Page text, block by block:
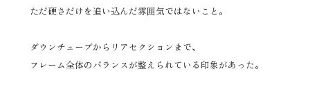
ただ硬さだけを追い込んだ雰囲気ではないこと。
ダウンチューブからリアセクションまで、
フレーム全体のバランスが整えられている印象があった。